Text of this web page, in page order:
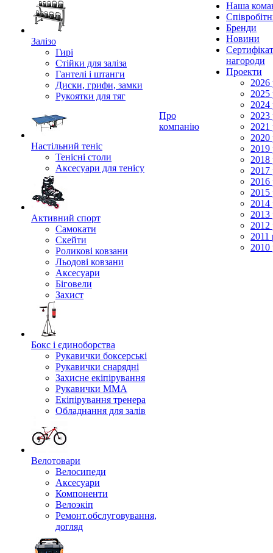
Залізо
Гирі
Стійки для заліза
Гантелі і штанги
Диски, грифи, замки
Рукоятки для тяг
Настільний теніс
Тенісні столи
Аксесуари для тенісу
Активний спорт
Самокати
Скейти
Роликові ковзани
Льодові ковзани
Аксесуари
Біговели
Захист
Бокс і єдиноборства
Рукавички боксерські
Рукавички снарядні
Захисне екіпірування
Рукавички ММА
Екіпірування тренера
Обладнання для залів
Велотовари
Велосипеди
Аксесуари
Компоненти
Велоэкіп
Ремонт.обслуговування,
догляд
Про
компанію
Наша
Бренди
Новини
нагороди
Проекти
2026
2025
2024
2023
2021
2020
2019
2018
2017
2016
2015
2014
2013
2012
2011
2010